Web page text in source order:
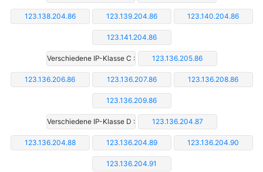
123.138.204.86 123.139.204.86 123.140.204.86
123.141.204.86
Verschiedene IP-Klasse C : 123.136.205.86
123.136.206.86 123.136.207.86 123.136.208.86
123.136.209.86
Verschiedene IP-Klasse D : 123.136.204.87
123.136.204.88 123.136.204.89 123.136.204.90
123.136.204.91